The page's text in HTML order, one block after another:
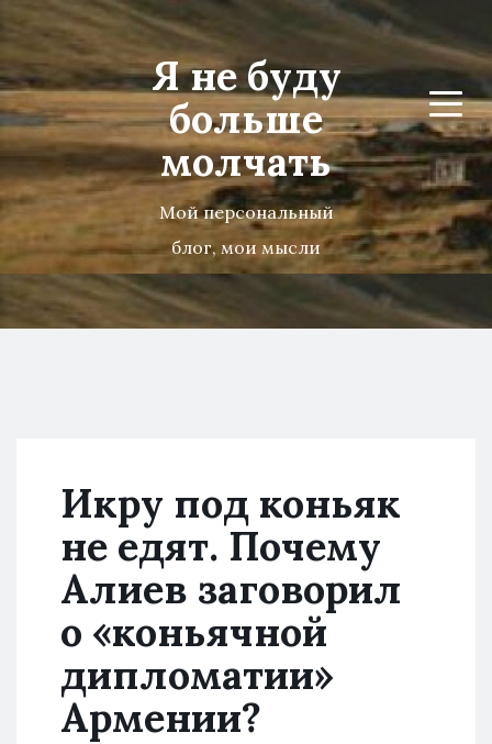
Я не буду
больше
молчать
Мой персональный
блог, мои мысли
Menu
Икру под коньяк
не едят. Почему
Алиев заговорил
о «коньячной
дипломатии»
Армении?